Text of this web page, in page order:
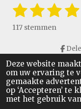
Deze website
om uw ervaring te
gemaakte
op ‘Accepteren’ te
met het gebruik
R
a
t
n
g
:
4
.
1
s
e
r
2
s
e
r
r
e
3
s
e
r
r
e
4
t
e
r
r
e
117 stemmen
Copyright © 2016 -
rechten